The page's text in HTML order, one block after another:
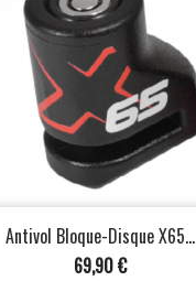
Antivol Bloque-Disque X65...
Prix
69,90 €